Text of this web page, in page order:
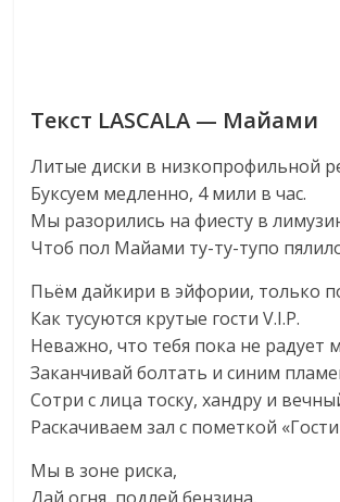
Текст LASCALA — Майами
Литые диски в низкопрофильной
Буксуем медленно, 4 мили в час.
Мы разорились на фиесту в
Чтоб пол Майами ту-ту-тупо
Пьём дайкири в эйфории, только
Как тусуются крутые гости V.I.P.
Неважно, что тебя пока не радует
Заканчивай болтать и синим
Сотри с лица тоску, хандру и
Раскачиваем зал с пометкой «Гости
Мы в зоне риска,